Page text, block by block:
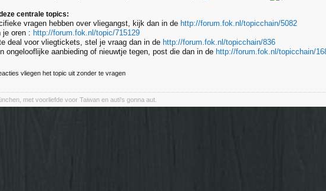
centrale topics:
vragen hebben over vliegangst, kijk dan in de http://forum.fok.nl/topicchain/5082
je oren : http://forum.fok.nl/topic/715129
deal voor vliegtickets, stel je vraag dan in de http://forum.fok.nl/topicchain/836
ongelooflijke aanbieding of nieuwtje tegen, post die dan in de http://forum.fok.nl/topicchain/
vliegen het topic uit zonder te vragen
met voorliefde voor Taiwan en auti's gonna aut.